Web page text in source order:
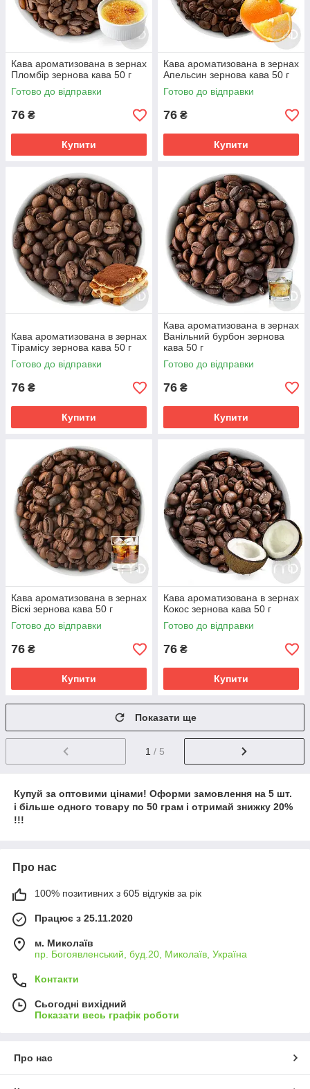
Кава ароматизована в зернах
Пломбір зернова кава 50 г
Готово до відправки
76 ₴
Купити
Кава ароматизована в зернах
Апельсин зернова кава 50 г
Готово до відправки
76 ₴
Купити
Кава ароматизована в зернах
Тірамісу зернова кава 50 г
Готово до відправки
76 ₴
Купити
Кава ароматизована в зернах
Ванільний бурбон зернова
кава 50 г
Готово до відправки
76 ₴
Купити
Кава ароматизована в зернах
Віскі зернова кава 50 г
Готово до відправки
76 ₴
Купити
Кава ароматизована в зернах
Кокос зернова кава 50 г
Готово до відправки
76 ₴
Купити
Показати ще
1 / 5
Купуй за оптовими цінами! Оформи замовлення на 5 шт.
і більше одного товару по 50 грам і отримай знижку 20%
!!!
Про нас
100% позитивних з 605 відгуків за рік
Працює з 25.11.2020
м. Миколаїв
пр. Богоявленський, буд.20, Миколаїв, Україна
Контакти
Сьогодні вихідний
Показати весь графік роботи
Про нас